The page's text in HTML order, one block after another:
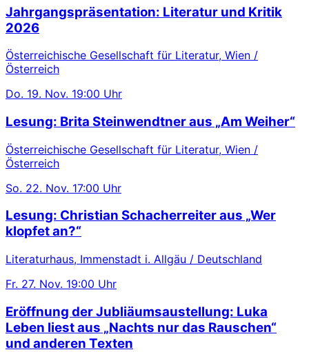
Jahrgangspräsentation: Literatur und Kritik
2026
Österreichische Gesellschaft für Literatur, Wien /
Österreich
Do. 19. Nov. 19:00 Uhr
Lesung: Brita Steinwendtner aus „Am Weiher“
Österreichische Gesellschaft für Literatur, Wien /
Österreich
So. 22. Nov. 17:00 Uhr
Lesung: Christian Schacherreiter aus „Wer
klopfet an?“
Literaturhaus, Immenstadt i. Allgäu / Deutschland
Fr. 27. Nov. 19:00 Uhr
Eröffnung der Jubliäumsaustellung: Luka
Leben liest aus „Nachts nur das Rauschen“
und anderen Texten